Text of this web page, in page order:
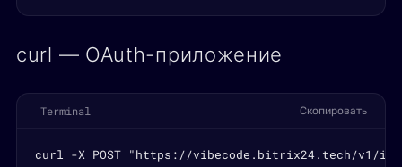
curl — OAuth-приложение
Terminal Скопировать
curl -X POST "https://vibecode.bitrix24.tech/v1/